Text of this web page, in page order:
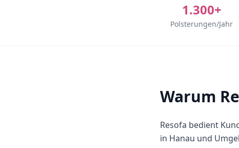
1.300+
Polsterungen/Jahr
Warum
Resofa bedient
in Hanau und